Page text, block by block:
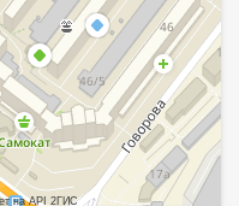
на API 2ГИС